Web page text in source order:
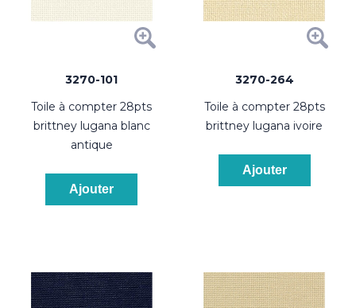
3270-101
toile à compter 28pts
brittney lugana blanc
antique
Ajouter
3270-264
toile à compter 28pts
brittney lugana ivoire
Ajouter